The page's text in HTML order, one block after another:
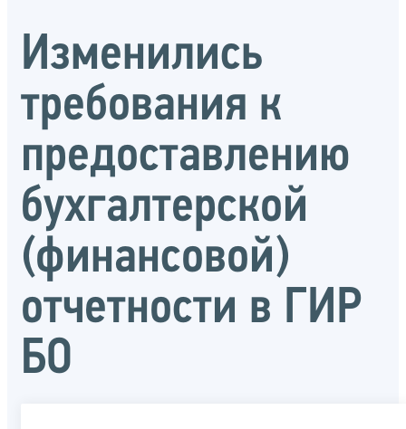
Изменились
требования к
предоставлению
бухгалтерской
(финансовой)
отчетности в ГИР
БО